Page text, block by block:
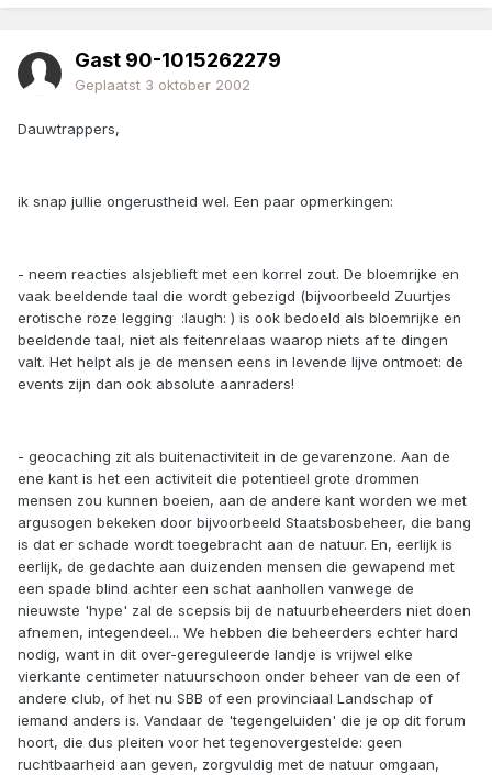
Gast 90-1015262279
Geplaatst 3 oktober 2002
Dauwtrappers,
ik snap jullie ongerustheid wel. Een paar opmerkingen:
- neem reacties alsjeblieft met een korrel zout. De bloemrijke en
vaak beeldende taal die wordt gebezigd (bijvoorbeeld Zuurtjes
erotische roze legging :laugh: ) is ook bedoeld als bloemrijke en
beeldende taal, niet als feitenrelaas waarop niets af te dingen
valt. Het helpt als je de mensen eens in levende lijve ontmoet: de
events zijn dan ook absolute aanraders!
- geocaching zit als buitenactiviteit in de gevarenzone. Aan de
ene kant is het een activiteit die potentieel grote drommen
mensen zou kunnen boeien, aan de andere kant worden we met
argusogen bekeken door bijvoorbeeld Staatsbosbeheer, die bang
is dat er schade wordt toegebracht aan de natuur. En, eerlijk is
eerlijk, de gedachte aan duizenden mensen die gewapend met
een spade blind achter een schat aanhollen vanwege de
nieuwste 'hype' zal de scepsis bij de natuurbeheerders niet doen
afnemen, integendeel... We hebben die beheerders echter hard
nodig, want in dit over-gereguleerde landje is vrijwel elke
vierkante centimeter natuurschoon onder beheer van de een of
andere club, of het nu SBB of een provinciaal Landschap of
iemand anders is. Vandaar de 'tegengeluiden' die je op dit forum
hoort, die dus pleiten voor het tegenovergestelde: geen
ruchtbaarheid aan geven, zorgvuldig met de natuur omgaan,